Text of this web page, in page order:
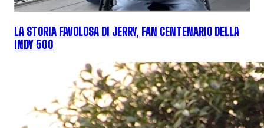
LA STORIA FAVOLOSA DI JERRY, FAN CENTENARIO DELLA
INDY 500